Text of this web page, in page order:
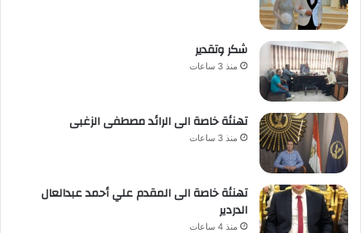
شكر وتقدير
منذ 3 ساعات
تهنئة خاصة الى الرائد مصطفى الزغبى
منذ 3 ساعات
تهنئة خاصة الى المقدم علي أحمد عبدالعال
الدردير
منذ 4 ساعات